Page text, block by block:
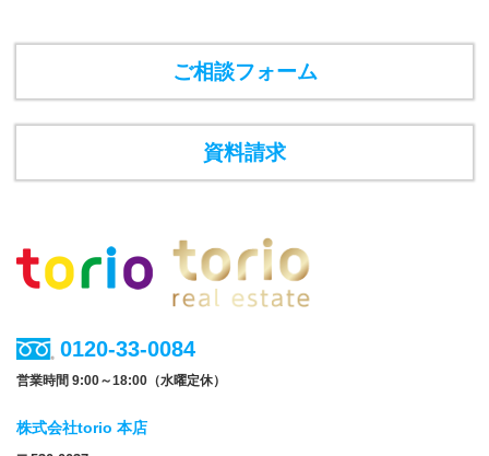
ご相談フォーム
資料請求
0120-33-0084
営業時間 9:00～18:00（水曜定休）
株式会社torio 本店